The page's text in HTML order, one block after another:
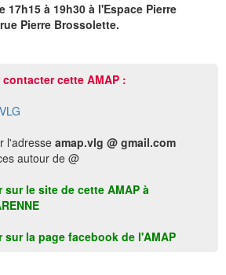
à 19h30 à l'Espace Pierre
Pierre Brossolette.
contacter cette AMAP :
l'adresse amap.vlg @ gmail.com
autour de @
le site de cette AMAP à
la page facebook de l'AMAP